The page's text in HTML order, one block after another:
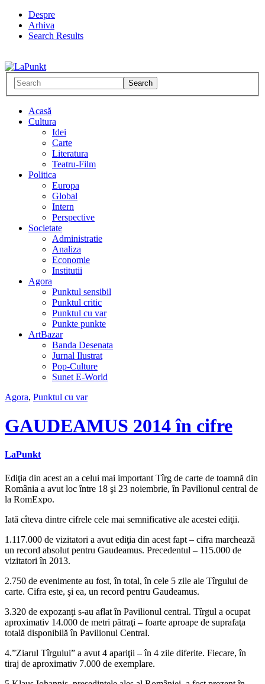
Despre
Arhiva
Search Results
Acasă
Cultura
Idei
Carte
Literatura
Teatru-Film
Politica
Europa
Global
Intern
Perspective
Societate
Administratie
Analiza
Economie
Institutii
Agora
Punktul sensibil
Punktul critic
Punktul cu var
Punkte punkte
ArtBazar
Banda Desenata
Jurnal Ilustrat
Pop-Culture
Sunet E-World
Agora, Punktul cu var
GAUDEAMUS 2014 în cifre
LaPunkt
Ediţia din acest an a celui mai important Tîrg de carte de toamnă din
România a avut loc între 18 şi 23 noiembrie, în Pavilionul central de
la RomExpo.
Iată cîteva dintre cifrele cele mai semnificative ale acestei ediţii.
1.117.000 de vizitatori a avut ediţia din acest fapt – cifra marchează
un record absolut pentru Gaudeamus. Precedentul – 115.000 de
vizitatori în 2013.
2.750 de evenimente au fost, în total, în cele 5 zile ale Tîrgului de
carte. Cifra este, şi ea, un record pentru Gaudeamus.
3.320 de expozanţi s-au aflat în Pavilionul central. Tîrgul a ocupat
aproximativ 14.000 de metri pătraţi – foarte aproape de suprafaţa
totală disponibilă în Pavilionul Central.
4.”Ziarul Tîrgului” a avut 4 apariţii – în 4 zile diferite. Fiecare, în
tiraj de aproximativ 7.000 de exemplare.